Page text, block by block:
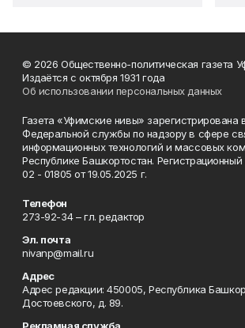
© 2026 Общественно-политическая газета
Издаётся с октября 1931 года
Об использовании персональных данных
Газета «Уфимские нивы» зарегистрирована
Федеральной службы по надзору в сфере
информационных технологий и массовых
Республике Башкортостан.
02 - 01805 от 19.05.2025 г.
Телефон
273-92-34 – гл. редактор
Эл. почта
nivanp@mail.ru
Адрес
Адрес редакции: 450005, Республика
Достоевского, д. 89.